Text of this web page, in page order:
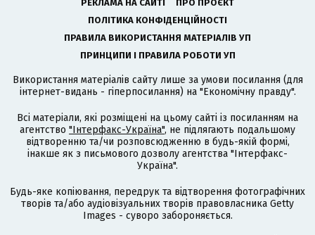
РЕКЛАМА НА САЙТІ
ПРО ПРОЄКТ
ПОЛІТИКА КОНФІДЕНЦІЙНОСТІ
ПРАВИЛА ВИКОРИСТАННЯ МАТЕРІАЛІВ УП
ПРИНЦИПИ І ПРАВИЛА РОБОТИ УП
Використання матеріалів сайту лише за умови посилання (для
інтернет-видань - гіперпосилання) на "Економічну правду".
Всі матеріали, які розміщені на цьому сайті із посиланням на
агентство "Інтерфакс-Україна", не підлягають подальшому
відтворенню та/чи розповсюдженню в будь-якій формі,
інакше як з письмового дозволу агентства "Інтерфакс-
Україна".
Будь-яке копіювання, передрук та відтворення фотографічних
творів та/або аудіовізуальних творів правовласника Getty
Images - суворо забороняється.